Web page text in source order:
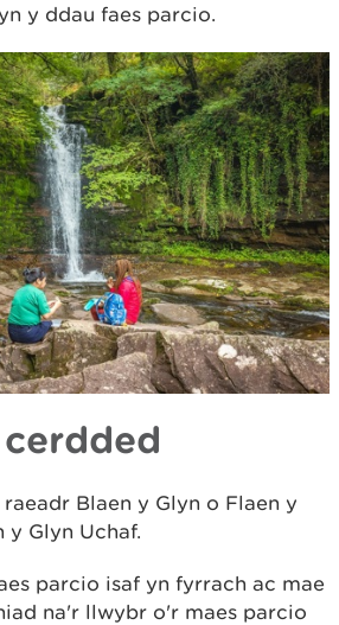
y ddau faes parcio.
Blaen y Glyn o Flaen y
y Glyn Uchaf.
parcio isaf yn fyrrach ac mae
na'r llwybr o'r maes parcio